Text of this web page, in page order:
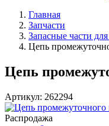
Главная
Запчасти
Запасные части
Цепь
Цепь
Артикул: 262294
Распродажа